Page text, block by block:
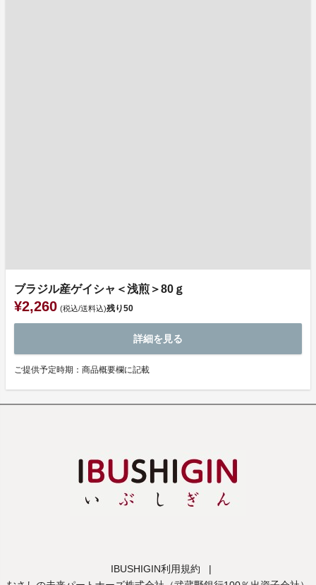
ブラジル産ゲイシャ＜浅煎＞80ｇ
¥2,260 (税込/送料込)残り50
詳細を見る
ご提供予定時期：商品概要欄に記載
IBUSHIGIN利用規約
|